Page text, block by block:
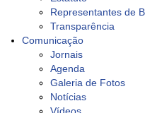
Representantes de
Transparência
Comunicação
Jornais
Agenda
Galeria de Fotos
Notícias